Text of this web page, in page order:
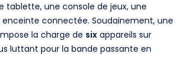
tablette, une console de jeux, une
connectée. Soudainement, une
la charge de six appareils sur
luttant pour la bande passante en